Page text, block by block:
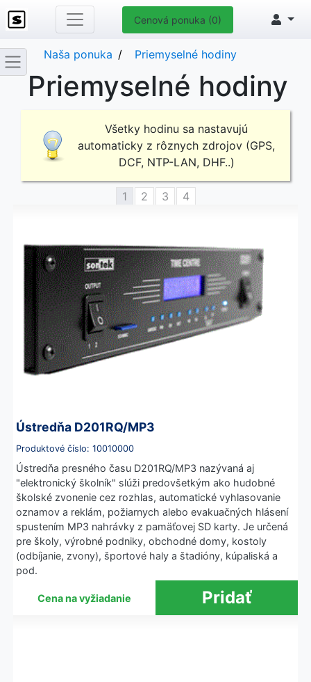
Cenová ponuka (0)
Naša ponuka Priemyselné hodiny
Priemyselné hodiny
Všetky hodinu sa nastavujú
automaticky z rôznych zdrojov (GPS,
DCF, NTP-LAN, DHF..)
1 2 3 4
Ústredňa D201RQ/MP3
Produktové číslo: 10010000
Ústredňa presného času D201RQ/MP3 nazývaná aj
"elektronický školník" slúži predovšetkým ako hudobné
školské zvonenie cez rozhlas, automatické vyhlasovanie
oznamov a reklám, požiarnych alebo evakuačných hlásení
spustením MP3 nahrávky z pamäťovej SD karty. Je určená
pre školy, výrobné podniky, obchodné domy, kostoly
(odbíjanie, zvony), športové haly a štadióny, kúpaliská a
pod.
Cena na vyžiadanie